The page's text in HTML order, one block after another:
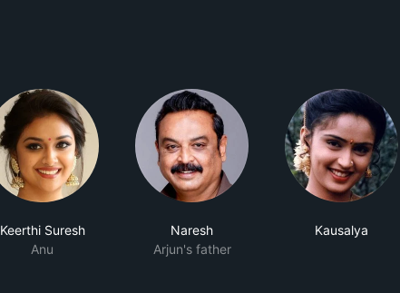
Keerthi Suresh
Anu
Naresh
Arjun's father
Kausalya